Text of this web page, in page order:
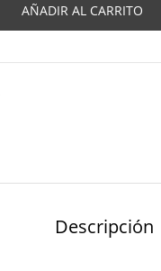
AÑADIR AL CARRITO
Descripción